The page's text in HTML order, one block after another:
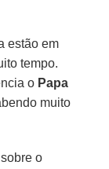
estão em
tempo.
o Papa
muito
o